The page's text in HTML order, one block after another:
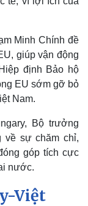
Minh Chính đề
giúp vận động
định Bảo hộ
EU sớm gỡ bỏ
Nam.
Bộ trưởng
về sự chăm chỉ,
góp tích cực
nước.
Việt